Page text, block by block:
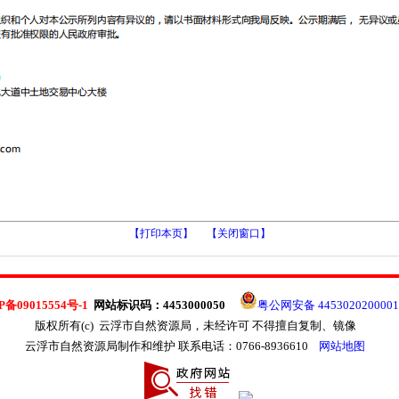
【打印本页】 【关闭窗口】
备09015554号-1 网站标识码：4453000050
粤公网安备
版权所有(c) 云浮市自然资源局，未经许可 不得擅自复制、镜像
云浮市自然资源局制作和维护 联系电话：0766-8936610
网站地图